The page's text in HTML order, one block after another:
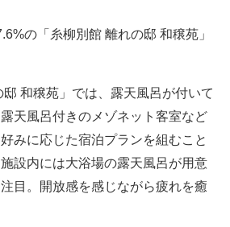
の「糸柳別館 離れの邸 和穣苑」
和穣苑」では、露天風呂が付いて
天風呂付きのメゾネット客室など
みに応じた宿泊プランを組むこと
設内には大浴場の露天風呂が用意
目。開放感を感じながら疲れを癒